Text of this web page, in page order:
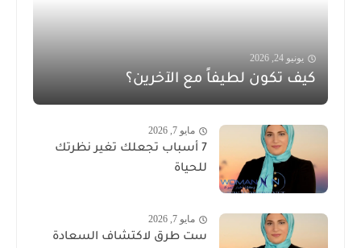
يونيو 24, 2026
كيف تكون لطيفاً مع الآخرين؟
مايو 7, 2026
7 أسباب تجعلك تغير نظرتك
للحياة
مايو 7, 2026
ست طرق لاكتشاف السعادة